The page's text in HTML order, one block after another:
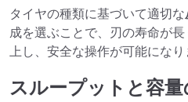
タイヤの種類に基づいて適切な
成を選ぶことで、刃の寿命が
上し、安全な操作が可能になり
スループットと容